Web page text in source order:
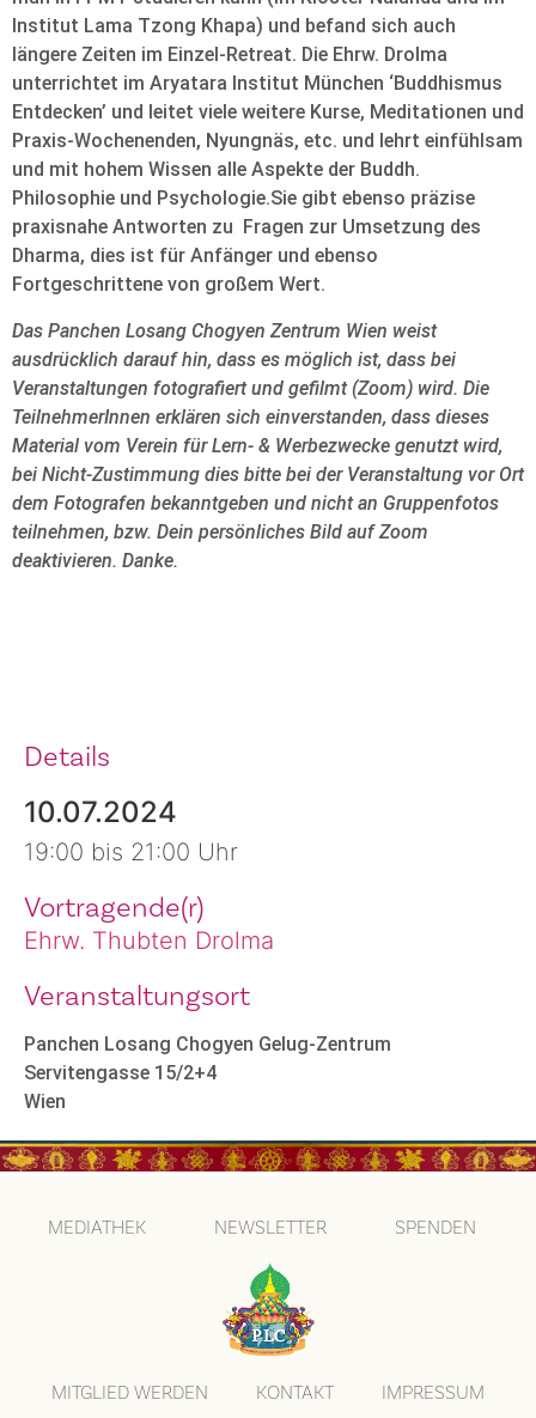
Institut Lama Tzong Khapa) und befand sich auch
längere Zeiten im Einzel-Retreat. Die Ehrw. Drolma
unterrichtet im Aryatara Institut München ‘Buddhismus
Entdecken’ und leitet viele weitere Kurse, Meditationen und
Praxis-Wochenenden, Nyungnäs, etc. und lehrt einfühlsam
und mit hohem Wissen alle Aspekte der Buddh.
Philosophie und Psychologie.Sie gibt ebenso präzise
praxisnahe Antworten zu Fragen zur Umsetzung des
Dharma, dies ist für Anfänger und ebenso
Fortgeschrittene von großem Wert.
Das Panchen Losang Chogyen Zentrum Wien weist
ausdrücklich darauf hin, dass es möglich ist, dass bei
Veranstaltungen fotografiert und gefilmt (Zoom) wird. Die
TeilnehmerInnen erklären sich einverstanden, dass dieses
Material vom Verein für Lern- & Werbezwecke genutzt wird,
bei Nicht-Zustimmung dies bitte bei der Veranstaltung vor Ort
dem Fotografen bekanntgeben und nicht an Gruppenfotos
teilnehmen, bzw. Dein persönliches Bild auf Zoom
deaktivieren. Danke.
Details
10.07.2024
19:00 bis 21:00 Uhr
Vortragende(r)
Ehrw. Thubten Drolma
Veranstaltungsort
Panchen Losang Chogyen Gelug-Zentrum
Servitengasse 15/2+4
Wien
MEDIATHEK NEWSLETTER SPENDEN
MITGLIED WERDEN KONTAKT IMPRESSUM